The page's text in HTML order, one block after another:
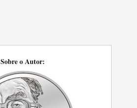
Sobre o Autor: